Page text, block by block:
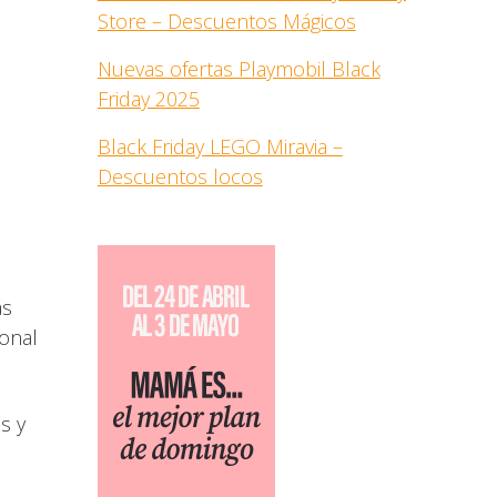
y
Store – Descuentos Mágicos
Nuevas ofertas Playmobil Black
Friday 2025
Black Friday LEGO Miravia –
Descuentos locos